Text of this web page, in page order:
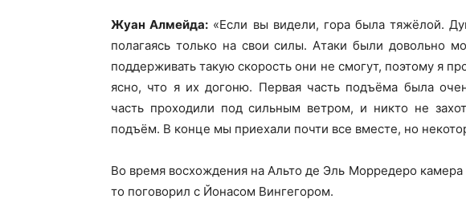
Жуан Алмейда: «Если вы видели, гора была тяжёлой.
полагаясь только на свои силы. Атаки были довольно
поддерживать такую скорость они не смогут, поэтому я
ясно, что я их догоню. Первая часть подъёма была
часть проходили под сильным ветром, и никто не
подъём. В конце мы приехали почти все вместе, но
Во время восхождения на Альто де Эль Морредеро
то поговорил с Йонасом Вингегором.